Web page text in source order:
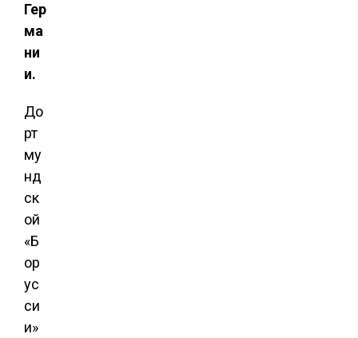
Гер
ма
ни
и.
До
рт
му
нд
ск
ой
«Б
ор
ус
си
и»